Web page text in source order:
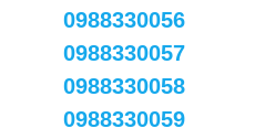
0988330056
0988330057
0988330058
0988330059